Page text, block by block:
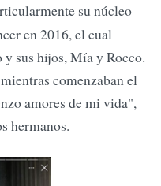
su núcleo
en 2016, el cual
y sus hijos, Mía y Rocco.
comenzaban el
amores de mi vida",
hermanos.